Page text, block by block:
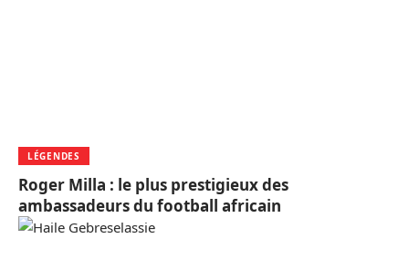
LÉGENDES
Roger Milla : le plus prestigieux des
ambassadeurs du football africain